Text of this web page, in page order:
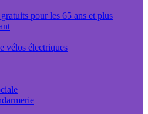
pour les 65 ans et plus
vélos électriques